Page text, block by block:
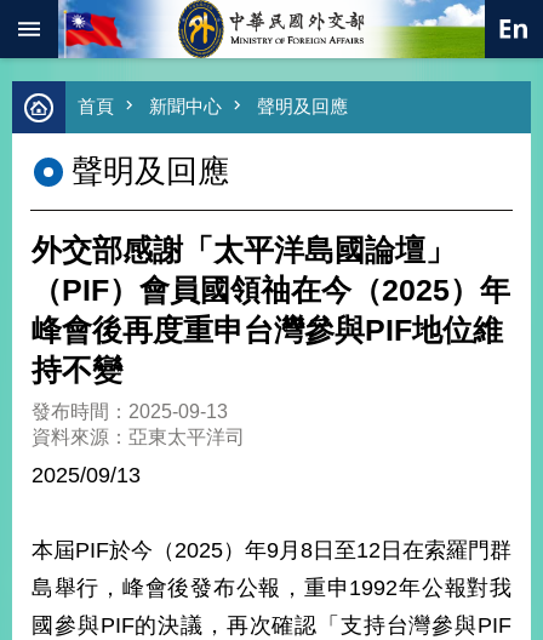
跳到主要內容區塊
進
階
尋
熱
總
合
外
交
價
值
經
濟
不
首頁 新聞中心 聲明及回應
聲明及回應
外交部感謝「太平洋島國論壇」
（PIF）會員國領䄂在今（2025）年
峰會後再度重申台灣參與PIF地位維
持不變
發布時間：2025-09-13
資料來源：亞東太平洋司
2025/09/13
本屆PIF於今（2025）年9月8日至12日在索羅門群
島舉行，峰會後發布公報，重申1992年公報對我
國參與PIF的決議，再次確認「支持台灣參與PIF